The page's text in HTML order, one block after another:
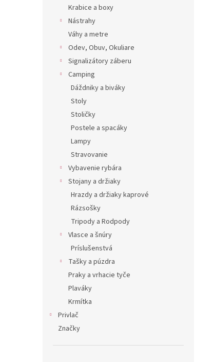
Krabice a boxy
Nástrahy
Váhy a metre
Odev, Obuv, Okuliare
Signalizátory záberu
Camping
Dáždniky a biváky
Stoly
Stoličky
Postele a spacáky
Lampy
Stravovanie
Vybavenie rybára
Stojany a držiaky
Hrazdy a držiaky kaprové
Rázsošky
Tripody a Rodpody
Vlasce a šnúry
Príslušenstvá
Tašky a púzdra
Praky a vrhacie tyče
Plaváky
Krmítka
Privlač
Značky